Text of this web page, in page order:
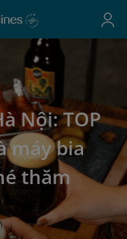
Nội: TOP
máy bia
thăm